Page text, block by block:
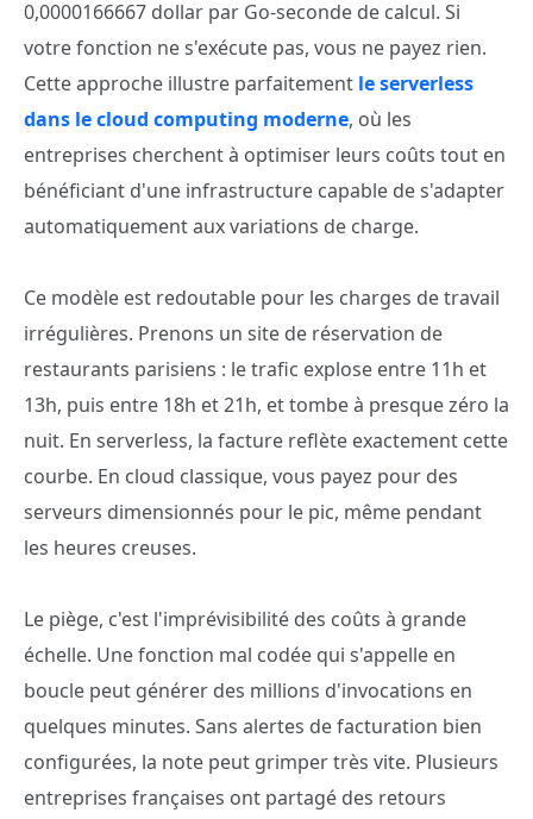
0,0000166667 dollar par Go-seconde de calcul. Si
votre fonction ne s'exécute pas, vous ne payez rien.
Cette approche illustre parfaitement le serverless
dans le cloud computing moderne, où les
entreprises cherchent à optimiser leurs coûts tout en
bénéficiant d'une infrastructure capable de s'adapter
automatiquement aux variations de charge.
Ce modèle est redoutable pour les charges de travail
irrégulières. Prenons un site de réservation de
restaurants parisiens : le trafic explose entre 11h et
13h, puis entre 18h et 21h, et tombe à presque zéro la
nuit. En serverless, la facture reflète exactement cette
courbe. En cloud classique, vous payez pour des
serveurs dimensionnés pour le pic, même pendant
les heures creuses.
Le piège, c'est l'imprévisibilité des coûts à grande
échelle. Une fonction mal codée qui s'appelle en
boucle peut générer des millions d'invocations en
quelques minutes. Sans alertes de facturation bien
configurées, la note peut grimper très vite. Plusieurs
entreprises françaises ont partagé des retours